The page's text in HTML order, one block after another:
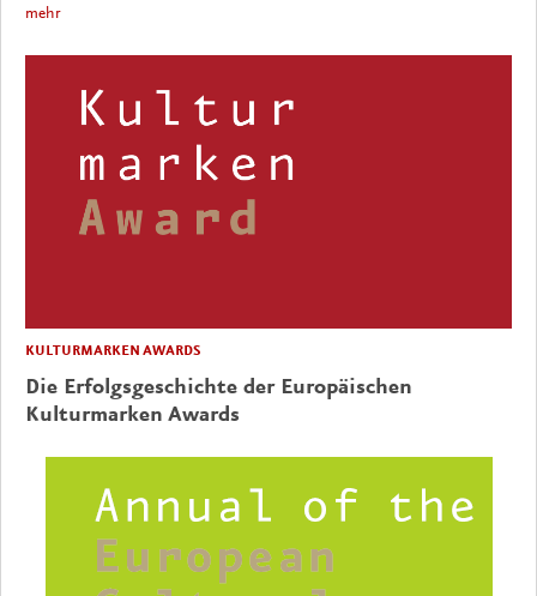
mehr
KULTURMARKEN AWARDS
Die Erfolgsgeschichte der Europäischen
Kulturmarken Awards